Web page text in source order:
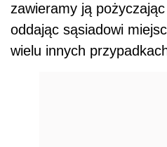
zawieramy ją pożyczając
oddając sąsiadowi
wielu innych